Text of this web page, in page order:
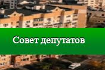
Совет депутатов